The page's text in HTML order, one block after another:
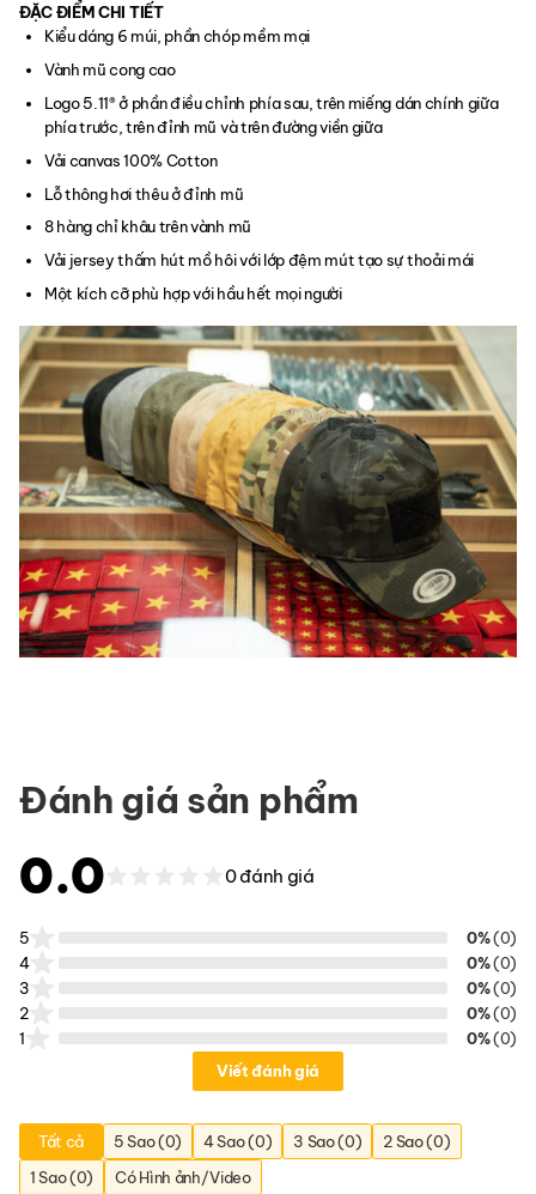
ĐẶC ĐIỂM CHI TIẾT
Kiểu dáng 6 múi, phần chóp mềm mại
Vành mũ cong cao
Logo 5.11® ở phần điều chỉnh phía sau, trên miếng dán chính giữa
phía trước, trên đỉnh mũ và trên đường viền giữa
Vải canvas 100% Cotton
Lỗ thông hơi thêu ở đỉnh mũ
8 hàng chỉ khâu trên vành mũ
Vải jersey thấm hút mồ hôi với lớp đệm mút tạo sự thoải mái
Một kích cỡ phù hợp với hầu hết mọi người
Đánh giá sản phẩm
0.0 0 đánh giá
5 0%(0)
4
0%(0)
3
0%(0)
2
0%(0)
1
0%(0)
Viết đánh giá
Tất cả 5 Sao (0) 4 Sao (0) 3 Sao (0)
2 Sao (0)
1 Sao (0)
Có Hình ảnh/Video